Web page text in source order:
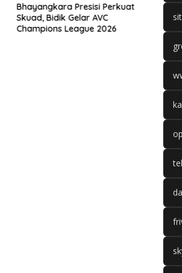
Bhayangkara Presisi Perkuat
Skuad, Bidik Gelar AVC
Champions League 2026